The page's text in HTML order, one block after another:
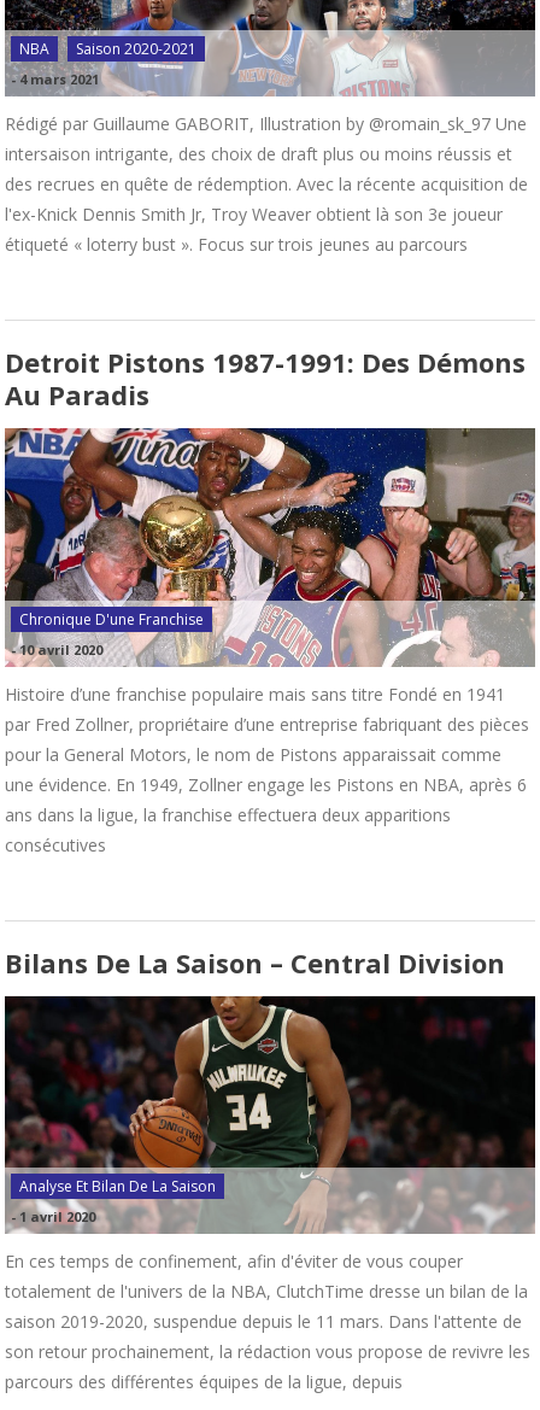
NBA Saison 2020-2021
-4 mars 2021
Rédigé par Guillaume GABORIT, Illustration by @romain_sk_97 Une
intersaison intrigante, des choix de draft plus ou moins réussis et
des recrues en quête de rédemption. Avec la récente acquisition de
l'ex-Knick Dennis Smith Jr, Troy Weaver obtient là son 3e joueur
étiqueté « loterry bust ». Focus sur trois jeunes au parcours
Detroit Pistons 1987-1991: Des Démons
Au Paradis
Chronique D'une Franchise
-10 avril 2020
Histoire d’une franchise populaire mais sans titre Fondé en 1941
par Fred Zollner, propriétaire d’une entreprise fabriquant des pièces
pour la General Motors, le nom de Pistons apparaissait comme
une évidence. En 1949, Zollner engage les Pistons en NBA, après 6
ans dans la ligue, la franchise effectuera deux apparitions
consécutives
Bilans De La Saison – Central Division
Analyse Et Bilan De La Saison
- 1 avril 2020
En ces temps de confinement, afin d'éviter de vous couper
totalement de l'univers de la NBA, ClutchTime dresse un bilan de la
saison 2019-2020, suspendue depuis le 11 mars. Dans l'attente de
son retour prochainement, la rédaction vous propose de revivre les
parcours des différentes équipes de la ligue, depuis